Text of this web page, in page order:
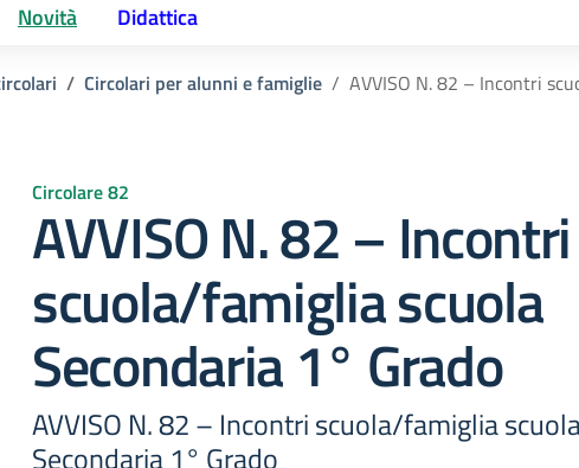
Novità Didattica
Circolari per alunni e famiglie AVVISO N. 82 – Incontri
Circolare 82
AVVISO N. 82 – Incontri
scuola/famiglia scuola
Secondaria 1° Grado
AVVISO N. 82 – Incontri scuola/famiglia
Secondaria 1° Grado